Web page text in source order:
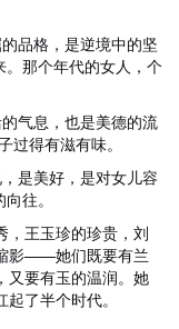
品格，是逆境中的坚
那个年代的女人，个
的气息，也是美德的流
过得有滋有味。
是美好，是对女儿容
往。
，王玉珍的珍贵，刘
影——她们既要有兰
又要有玉的温润。她
了半个时代。